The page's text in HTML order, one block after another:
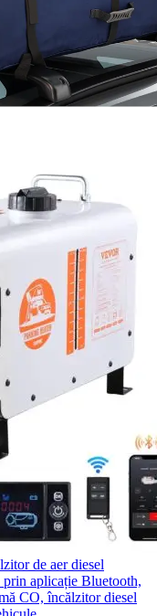
de aer diesel
aplicație Bluetooth,
CO, încălzitor diesel